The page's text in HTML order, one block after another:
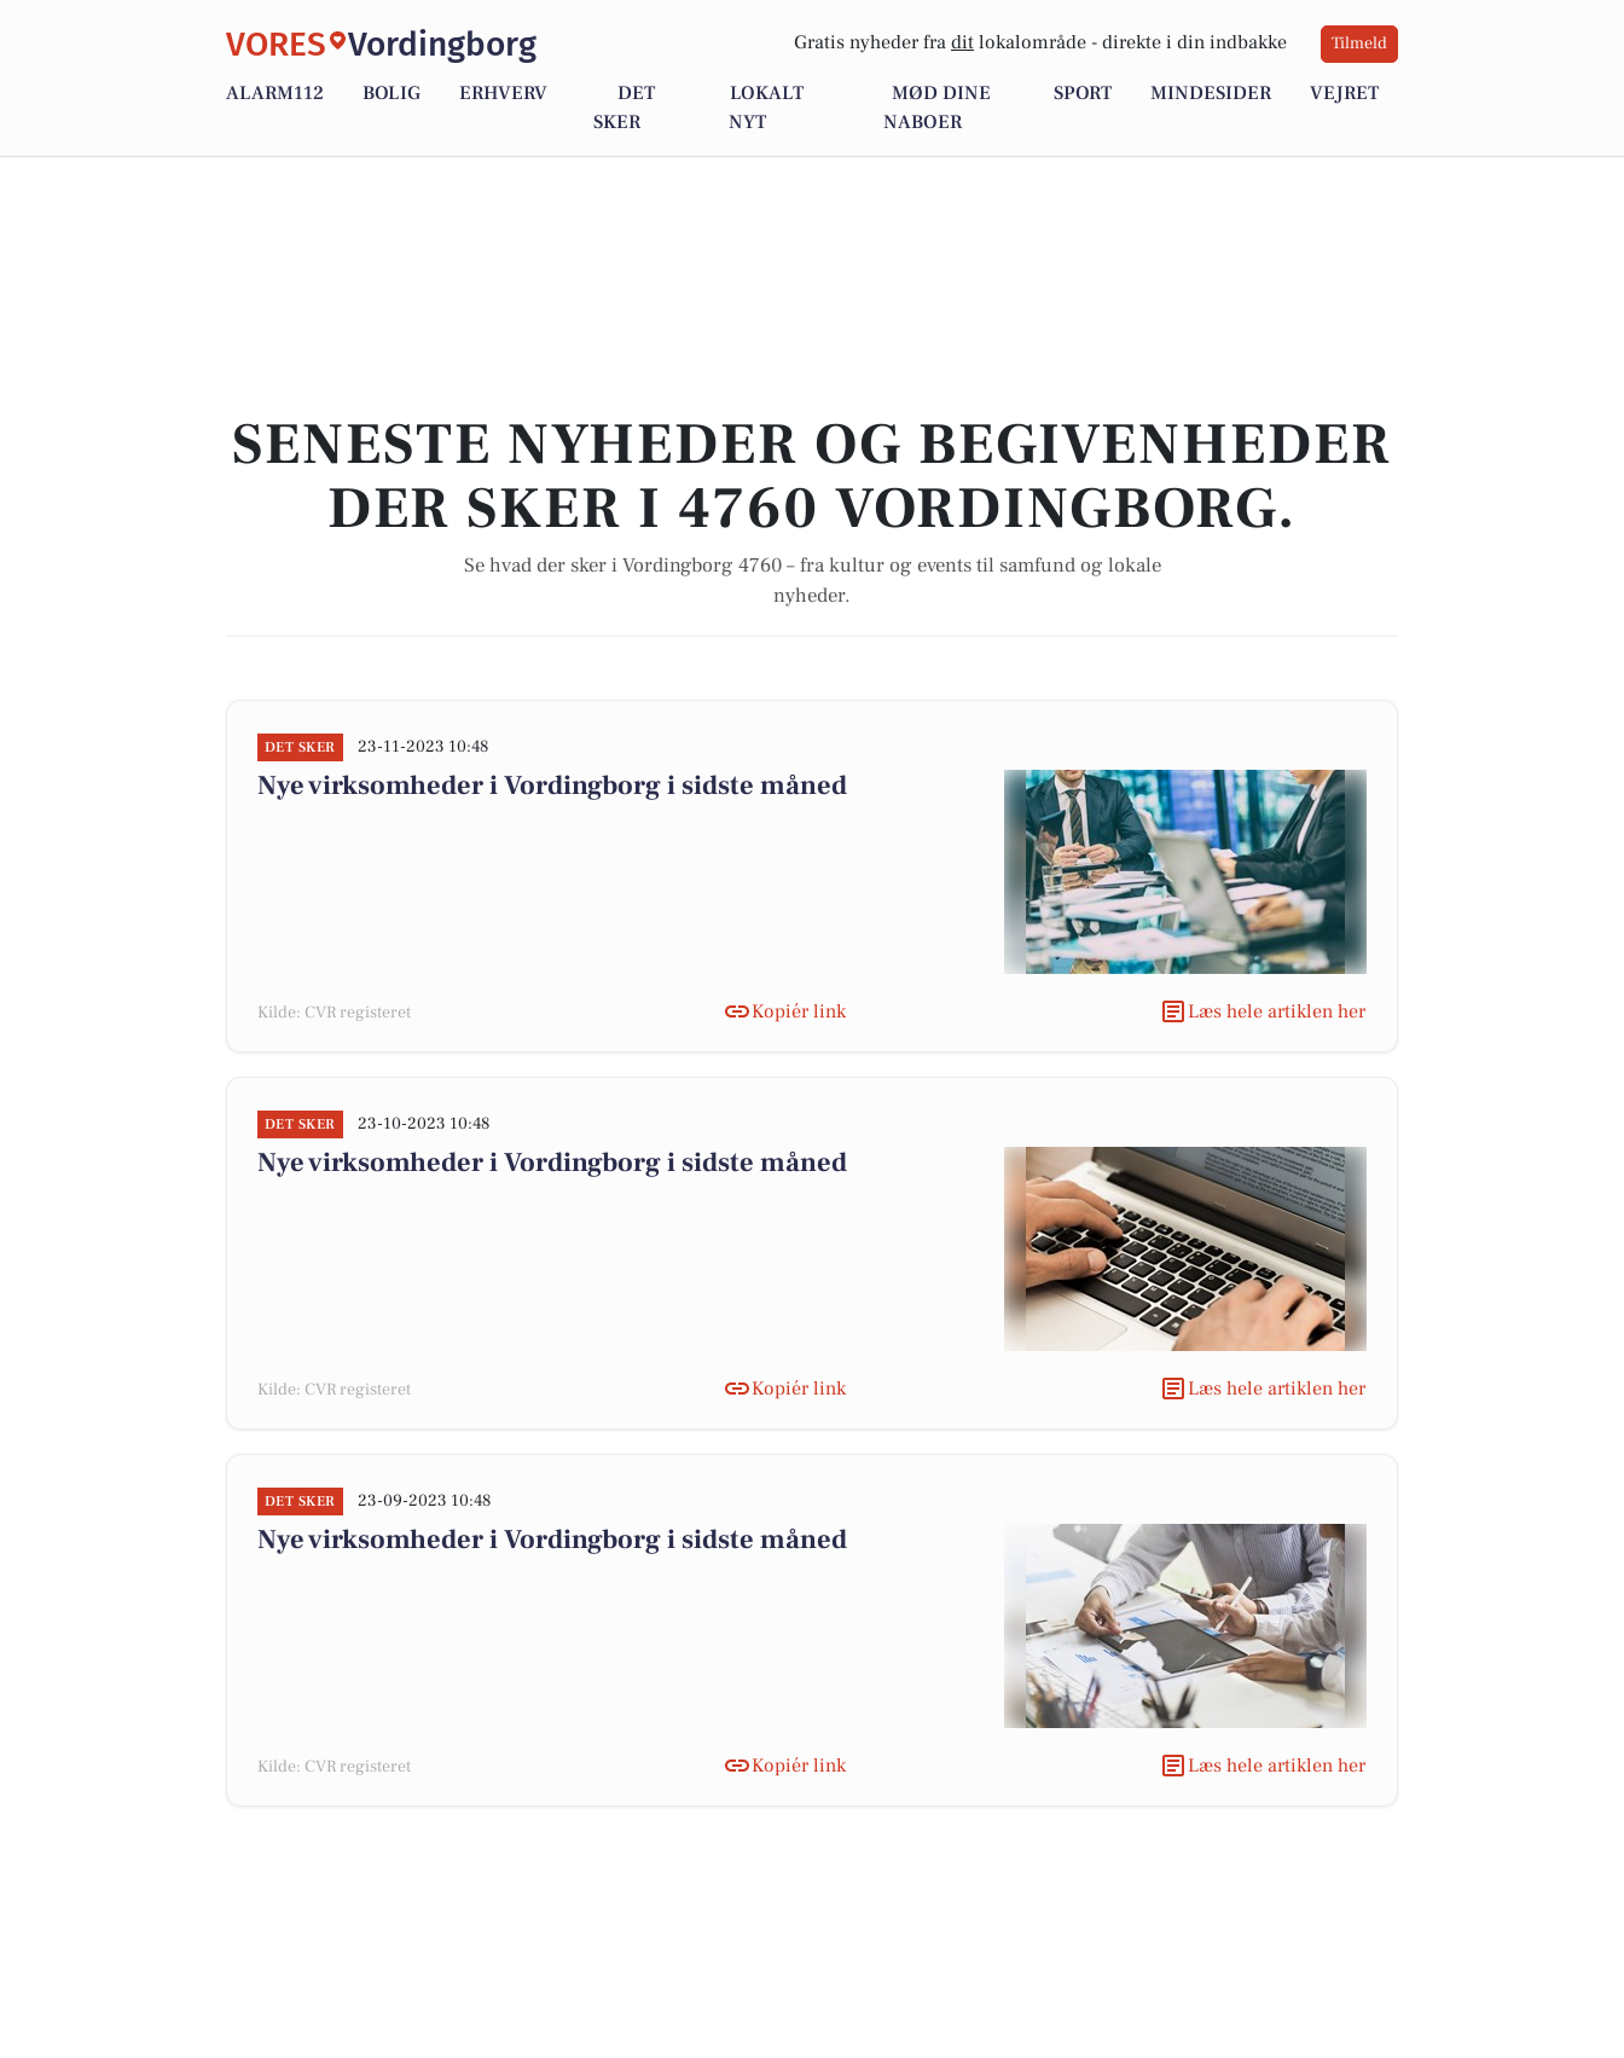
VORES Vordingborg Gratis nyheder fra dit lokalområde - direkte i din indbakke Tilmeld
ALARM112 BOLIG ERHVERV
DET
SKER
LOKALT
NYT
MØD DINE
NABOER
SPORT MINDESIDER VEJRET
SENESTE NYHEDER OG BEGIVENHEDER
DER SKER I 4760 VORDINGBORG.
Se hvad der sker i Vordingborg 4760 – fra kultur og events til samfund og lokale
nyheder.
DET SKER 23-11-2023 10:48
Nye virksomheder i Vordingborg i sidste måned
Kilde: CVR registeret Kopiér link Læs hele artiklen her
DET SKER 23-10-2023 10:48
Nye virksomheder i Vordingborg i sidste måned
Kilde: CVR registeret Kopiér link Læs hele artiklen her
DET SKER 23-09-2023 10:48
Nye virksomheder i Vordingborg i sidste måned
Kilde: CVR registeret Kopiér link Læs hele artiklen her